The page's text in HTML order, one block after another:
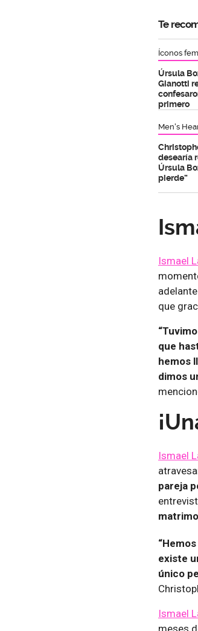
Te
Íconos
Úrsula
Gianotti
primero
Men's
desearía
Úrsula
pierde”
Ismael
que
que
hemos
dimos
Ismael
pareja
existe
único
Ismael
meses